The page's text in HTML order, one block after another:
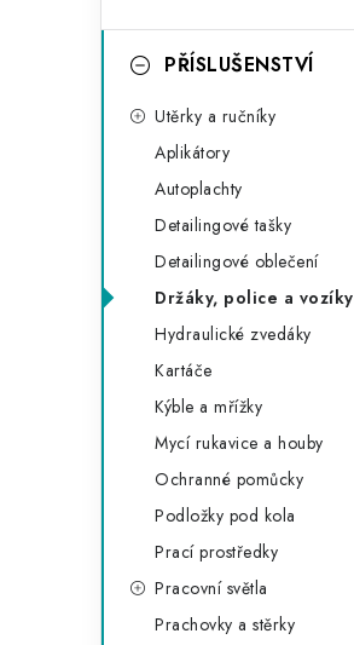
PŘÍSLUŠENSTVÍ
Utěrky a ručníky
Aplikátory
Autoplachty
Detailingové tašky
Detailingové oblečení
Držáky, police a vozíky
Hydraulické zvedáky
Kartáče
Kýble a mřížky
Mycí rukavice a houby
Ochranné pomůcky
Podložky pod kola
Prací prostředky
Pracovní světla
Prachovky a stěrky